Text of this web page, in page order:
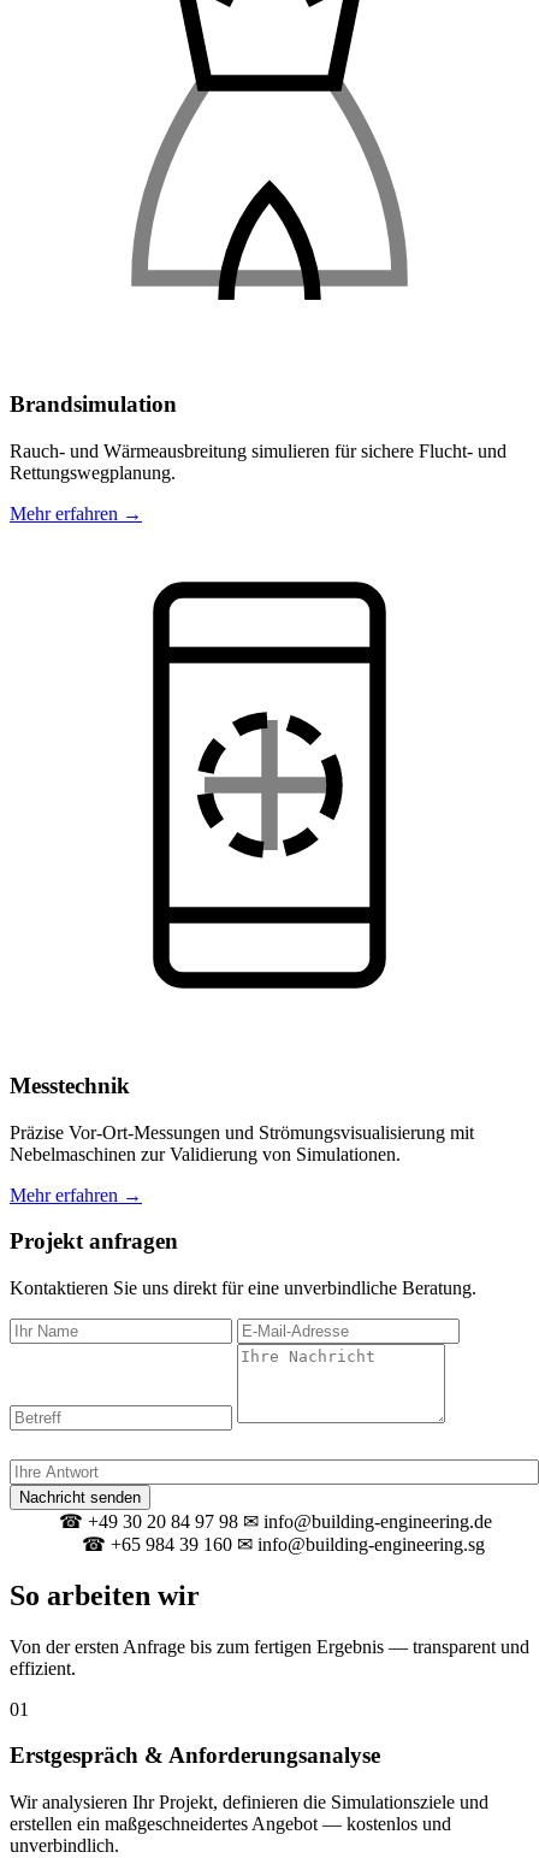
Brandsimulation
Rauch- und Wärmeausbreitung simulieren für sichere Flucht- und
Rettungswegplanung.
Mehr erfahren →
Messtechnik
Präzise Vor-Ort-Messungen und Strömungsvisualisierung mit
Nebelmaschinen zur Validierung von Simulationen.
Mehr erfahren →
Projekt anfragen
Kontaktieren Sie uns direkt für eine unverbindliche Beratung.
Nachricht senden
☎ +49 30 20 84 97 98 ✉ info@building-engineering.de
☎ +65 984 39 160 ✉ info@building-engineering.sg
So arbeiten wir
Von der ersten Anfrage bis zum fertigen Ergebnis — transparent und
effizient.
01
Erstgespräch & Anforderungsanalyse
Wir analysieren Ihr Projekt, definieren die Simulationsziele und
erstellen ein maßgeschneidertes Angebot — kostenlos und
unverbindlich.